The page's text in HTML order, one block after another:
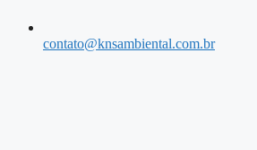
contato@knsambiental.com.br